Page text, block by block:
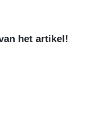
het artikel!